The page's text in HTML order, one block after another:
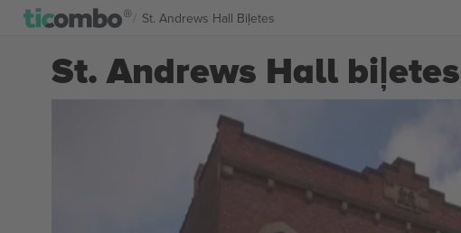
St. Andrews Hall Biļetes
St. Andrews Hall biļetes